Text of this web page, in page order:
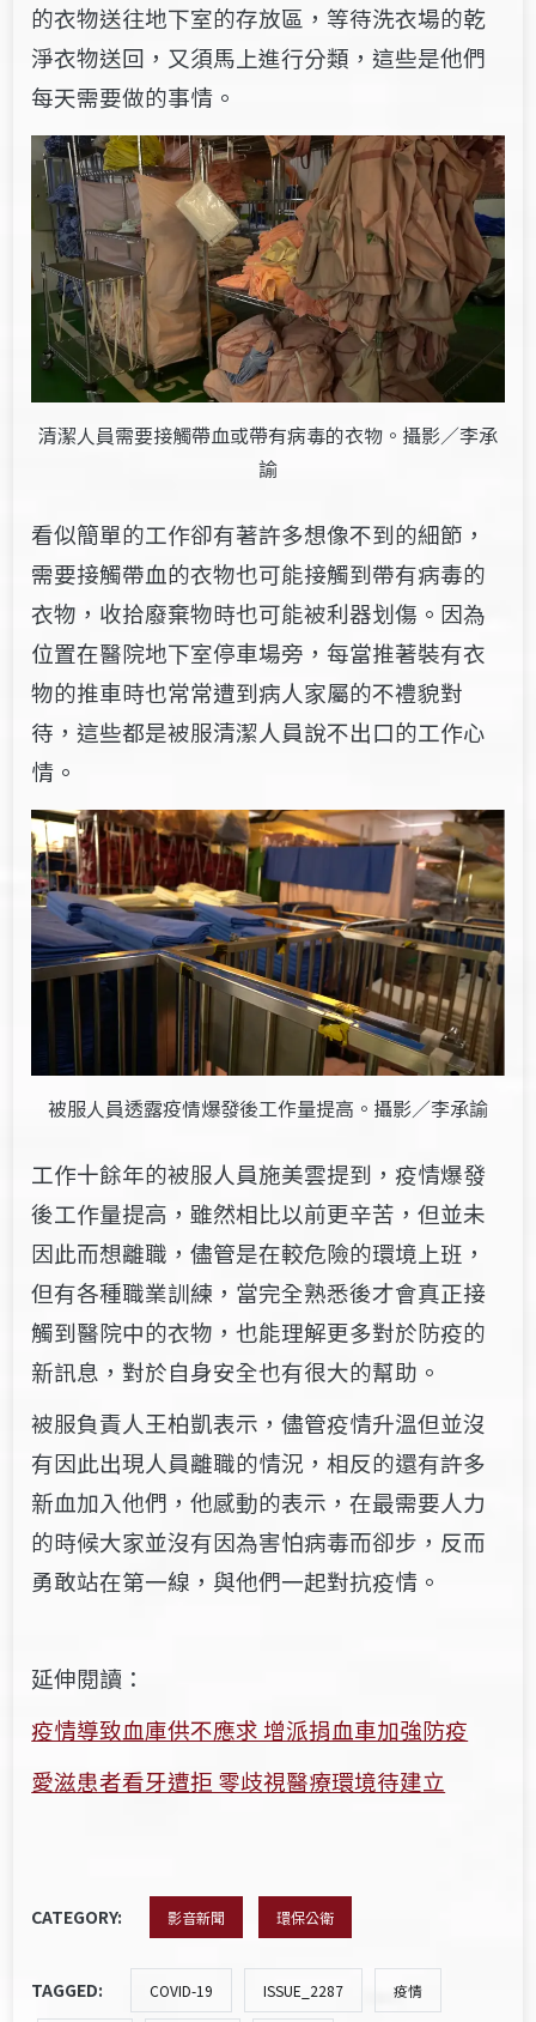
的衣物送往地下室的存放區，等待洗衣場的乾
淨衣物送回，又須馬上進行分類，這些是他們
每天需要做的事情。
清潔人員需要接觸帶血或帶有病毒的衣物。攝影／李承
諭
看似簡單的工作卻有著許多想像不到的細節，
需要接觸帶血的衣物也可能接觸到帶有病毒的
衣物，收拾廢棄物時也可能被利器划傷。因為
位置在醫院地下室停車場旁，每當推著裝有衣
物的推車時也常常遭到病人家屬的不禮貌對
待，這些都是被服清潔人員說不出口的工作心
情。
被服人員透露疫情爆發後工作量提高。攝影／李承諭
工作十餘年的被服人員施美雲提到，疫情爆發
後工作量提高，雖然相比以前更辛苦，但並未
因此而想離職，儘管是在較危險的環境上班，
但有各種職業訓練，當完全熟悉後才會真正接
觸到醫院中的衣物，也能理解更多對於防疫的
新訊息，對於自身安全也有很大的幫助。
被服負責人王柏凱表示，儘管疫情升溫但並沒
有因此出現人員離職的情況，相反的還有許多
新血加入他們，他感動的表示，在最需要人力
的時候大家並沒有因為害怕病毒而卻步，反而
勇敢站在第一線，與他們一起對抗疫情。
延伸閱讀：
疫情導致血庫供不應求 增派捐血車加強防疫
愛滋患者看牙遭拒 零歧視醫療環境待建立
CATEGORY: 影音新聞 環保公衛
TAGGED: COVID-19 ISSUE_2287 疫情